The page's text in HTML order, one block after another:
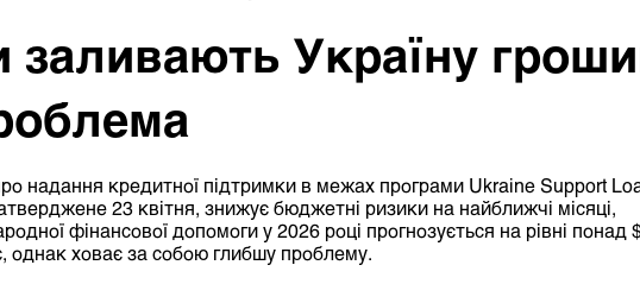
заливають Україну
надання кредитної підтримки в межах програми Ukraine Support
23 квітня, знижує бюджетні ризики на найближчі місяці,
фінансової допомоги у 2026 році прогнозується на рівні понад
ховає за собою глибшу проблему.